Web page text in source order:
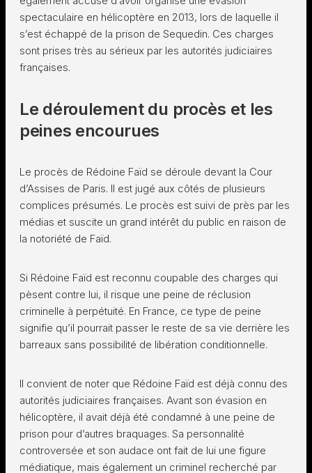
spectaculaire en hélicoptère en 2013, lors de laquelle il
s’est échappé de la prison de Sequedin. Ces charges
sont prises très au sérieux par les autorités judiciaires
françaises.
Le déroulement du procès et les
peines encourues
Le procès de Rédoine Faïd se déroule devant la Cour
d’Assises de Paris. Il est jugé aux côtés de plusieurs
complices présumés. Le procès est suivi de près par les
médias et suscite un grand intérêt du public en raison de
la notoriété de Faïd.
Si Rédoine Faïd est reconnu coupable des charges qui
pèsent contre lui, il risque une peine de réclusion
criminelle à perpétuité. En France, ce type de peine
signifie qu’il pourrait passer le reste de sa vie derrière les
barreaux sans possibilité de libération conditionnelle.
Il convient de noter que Rédoine Faïd est déjà connu des
autorités judiciaires françaises. Avant son évasion en
hélicoptère, il avait déjà été condamné à une peine de
prison pour d’autres braquages. Sa personnalité
controversée et son audace ont fait de lui une figure
médiatique, mais également un criminel recherché par